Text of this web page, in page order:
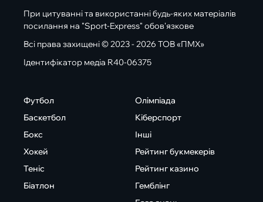
При цитуванні та використанні будь-яких матеріалів
посилання на "Sport-Express" обов'язкове
Всі права захищені © 2023 - 2026 ТОВ «ПМХ»
Ідентифікатор медіа R40-06375
Футбол
Баскетбол
Бокс
Хокей
Теніс
Біатлон
Олімпіада
Кіберспорт
Інші
Рейтинг букмекерів
Рейтинг казино
Гемблінг